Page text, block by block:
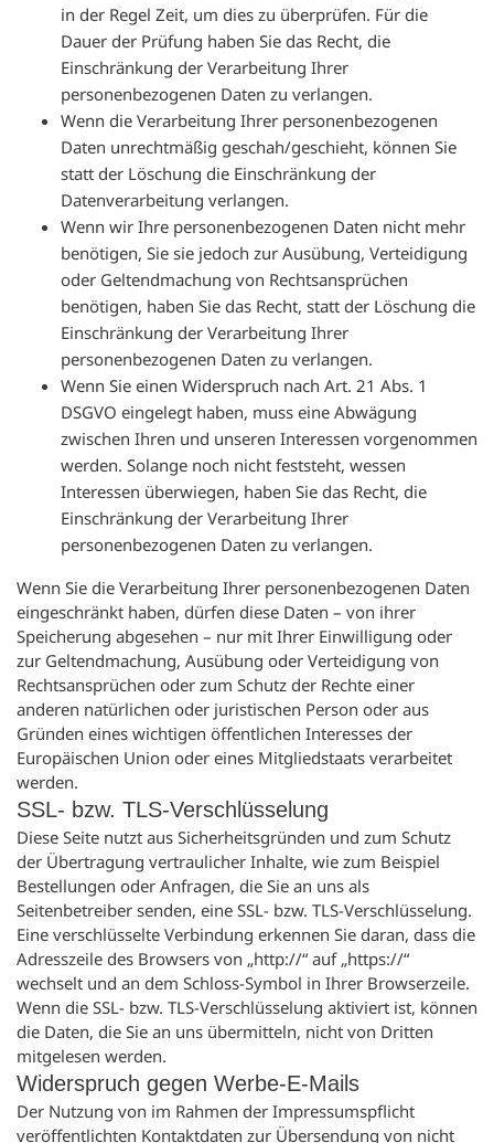
in der Regel Zeit, um dies zu überprüfen. Für die
Dauer der Prüfung haben Sie das Recht, die
Einschränkung der Verarbeitung Ihrer
personenbezogenen Daten zu verlangen.
Wenn die Verarbeitung Ihrer personenbezogenen
Daten unrechtmäßig geschah/geschieht, können Sie
statt der Löschung die Einschränkung der
Datenverarbeitung verlangen.
Wenn wir Ihre personenbezogenen Daten nicht mehr
benötigen, Sie sie jedoch zur Ausübung, Verteidigung
oder Geltendmachung von Rechtsansprüchen
benötigen, haben Sie das Recht, statt der Löschung die
Einschränkung der Verarbeitung Ihrer
personenbezogenen Daten zu verlangen.
Wenn Sie einen Widerspruch nach Art. 21 Abs. 1
DSGVO eingelegt haben, muss eine Abwägung
zwischen Ihren und unseren Interessen vorgenommen
werden. Solange noch nicht feststeht, wessen
Interessen überwiegen, haben Sie das Recht, die
Einschränkung der Verarbeitung Ihrer
personenbezogenen Daten zu verlangen.
Wenn Sie die Verarbeitung Ihrer personenbezogenen Daten
eingeschränkt haben, dürfen diese Daten – von ihrer
Speicherung abgesehen – nur mit Ihrer Einwilligung oder
zur Geltendmachung, Ausübung oder Verteidigung von
Rechtsansprüchen oder zum Schutz der Rechte einer
anderen natürlichen oder juristischen Person oder aus
Gründen eines wichtigen öffentlichen Interesses der
Europäischen Union oder eines Mitgliedstaats verarbeitet
werden.
SSL- bzw. TLS-Verschlüsselung
Diese Seite nutzt aus Sicherheitsgründen und zum Schutz
der Übertragung vertraulicher Inhalte, wie zum Beispiel
Bestellungen oder Anfragen, die Sie an uns als
Seitenbetreiber senden, eine SSL- bzw. TLS-Verschlüsselung.
Eine verschlüsselte Verbindung erkennen Sie daran, dass die
Adresszeile des Browsers von „http://“ auf „https://“
wechselt und an dem Schloss-Symbol in Ihrer Browserzeile.
Wenn die SSL- bzw. TLS-Verschlüsselung aktiviert ist, können
die Daten, die Sie an uns übermitteln, nicht von Dritten
mitgelesen werden.
Widerspruch gegen Werbe-E-Mails
Der Nutzung von im Rahmen der Impressumspflicht
veröffentlichten Kontaktdaten zur Übersendung von nicht